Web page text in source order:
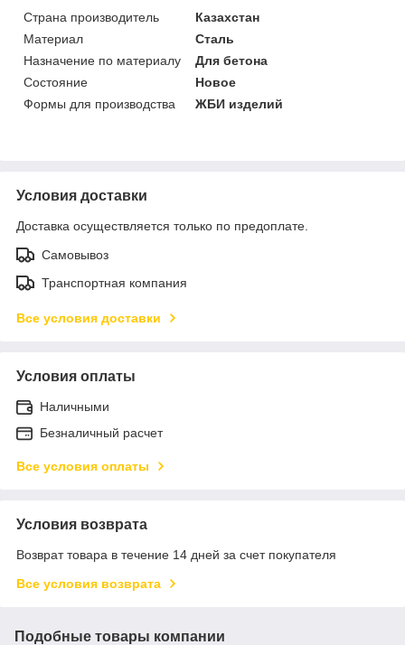
Страна производитель
Казахстан
Материал
Сталь
Назначение по материалу
Для бетона
Состояние
Новое
Формы для производства
ЖБИ изделий
Условия доставки
Доставка осуществляется только по предоплате.
Самовывоз
Транспортная компания
Все условия доставки
Условия оплаты
Наличными
Безналичный расчет
Все условия оплаты
Условия возврата
Возврат товара в течение 14 дней за счет покупателя
Все условия возврата
Подобные товары компании